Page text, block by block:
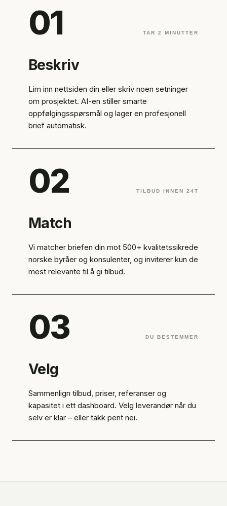
01 TAR 2 MINUTTER
Beskriv
Lim inn nettsiden din eller skriv noen setninger
om prosjektet. AI-en stiller smarte
oppfølgingsspørsmål og lager en profesjonell
brief automatisk.
02 TILBUD INNEN 24T
Match
Vi matcher briefen din mot 500+ kvalitetssikrede
norske byråer og konsulenter, og inviterer kun de
mest relevante til å gi tilbud.
03 DU BESTEMMER
Velg
Sammenlign tilbud, priser, referanser og
kapasitet i ett dashboard. Velg leverandør når du
selv er klar – eller takk pent nei.